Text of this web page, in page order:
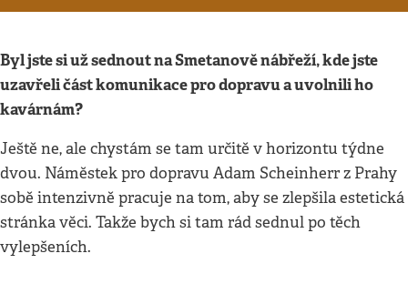
Byl jste si už sednout na Smetanově nábřeží, kde jste
uzavřeli část komunikace pro dopravu a uvolnili ho
kavárnám?
Ještě ne, ale chystám se tam určitě v horizontu týdne
dvou. Náměstek pro dopravu Adam Scheinherr z Prahy
sobě intenzivně pracuje na tom, aby se zlepšila estetická
stránka věci. Takže bych si tam rád sednul po těch
vylepšeních.